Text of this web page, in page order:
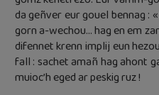
da geñver eur gouel bennag :
gorn a-wechou… hag en em
difennet krenn implij eun
fall : sachet amañ hag ahont
muioc’h eged ar peskig ruz !